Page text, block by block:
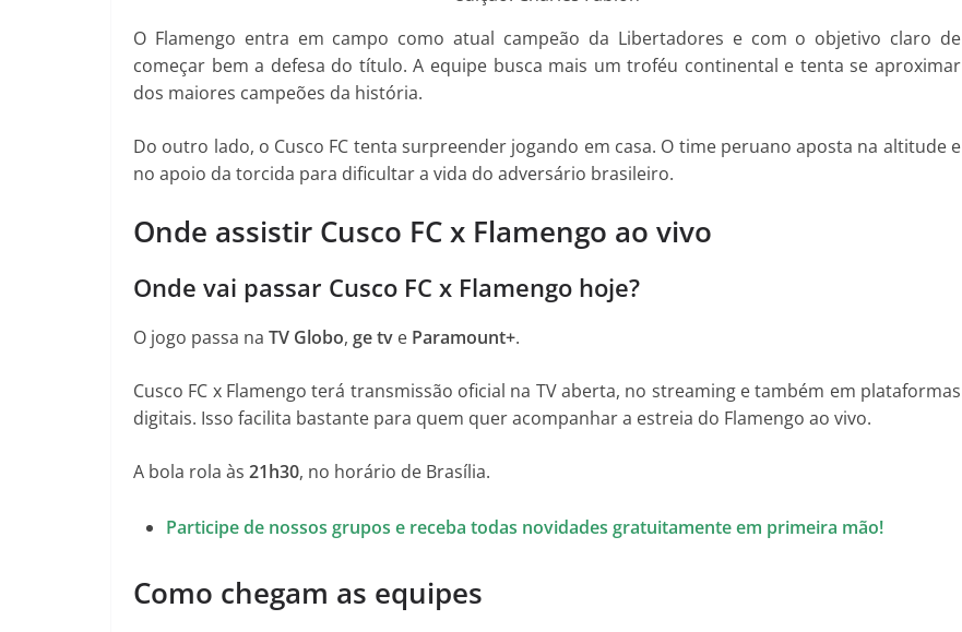
O Flamengo entra em campo como atual campeão da Libertadores e com o objetivo claro de
começar bem a defesa do título. A equipe busca mais um troféu continental e tenta se aproximar
dos maiores campeões da história.
Do outro lado, o Cusco FC tenta surpreender jogando em casa. O time peruano aposta na altitude e
no apoio da torcida para dificultar a vida do adversário brasileiro.
Onde assistir Cusco FC x Flamengo ao vivo
Onde vai passar Cusco FC x Flamengo hoje?
O jogo passa na TV Globo, ge tv e Paramount+.
Cusco FC x Flamengo terá transmissão oficial na TV aberta, no streaming e também em plataformas
digitais. Isso facilita bastante para quem quer acompanhar a estreia do Flamengo ao vivo.
A bola rola às 21h30, no horário de Brasília.
Participe de nossos grupos e receba todas novidades gratuitamente em primeira mão!
Como chegam as equipes